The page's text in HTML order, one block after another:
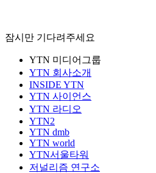
잠시만 기다려주세요
YTN 미디어그룹
YTN 회사소개
INSIDE YTN
YTN 사이언스
YTN 라디오
YTN2
YTN dmb
YTN world
YTN서울타워
저널리즘 연구소